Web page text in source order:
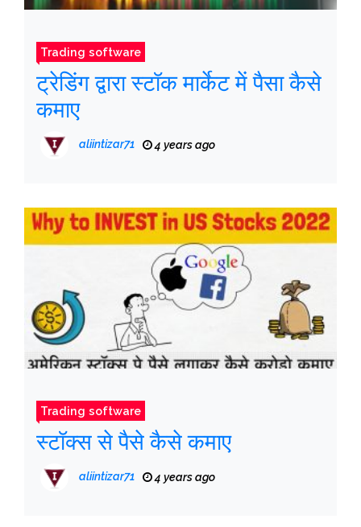
Trading software
ट्रेडिंग द्वारा स्टॉक मार्केट में पैसा कैसे
कमाए
aliintizar71 4 years ago
Trading software
स्टॉक्स से पैसे कैसे कमाए
aliintizar71 4 years ago